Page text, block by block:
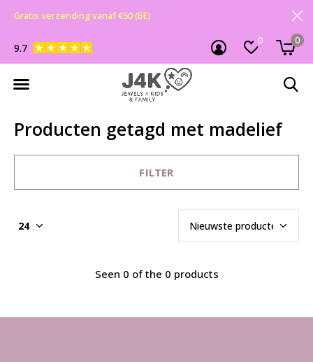
0 0
9.7
Gratis verzending vanaf €50 (BE)
Producten getagd met madelief
FILTER
Seen 0 of the 0 products